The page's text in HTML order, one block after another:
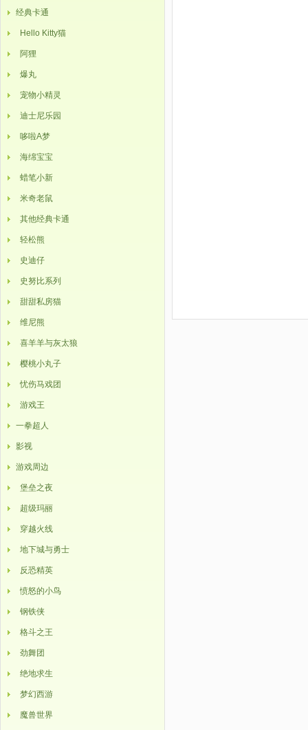
经典卡通
Hello Kitty猫
阿狸
爆丸
宠物小精灵
迪士尼乐园
哆啦A梦
海绵宝宝
蜡笔小新
米奇老鼠
其他经典卡通
轻松熊
史迪仔
史努比系列
甜甜私房猫
维尼熊
喜羊羊与灰太狼
樱桃小丸子
忧伤马戏团
游戏王
一拳超人
影视
游戏周边
堡垒之夜
超级玛丽
穿越火线
地下城与勇士
反恐精英
愤怒的小鸟
钢铁侠
格斗之王
劲舞团
绝地求生
梦幻西游
魔兽世界